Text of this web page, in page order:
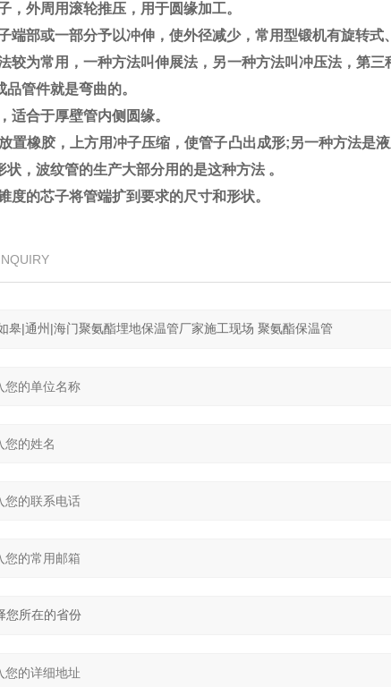
，外周用滚轮推压，用于圆缘加工。
端部或一部分予以冲伸，使外径减少，常用型锻机有旋转式
较为常用，一种方法叫伸展法，另一种方法叫冲压法，第
管件就是弯曲的。
适合于厚壁管内侧圆缘。
置橡胶，上方用冲子压缩，使管子凸出成形;另一种方法是
，波纹管的生产大部分用的是这种方法 。
度的芯子将管端扩到要求的尺寸和形状。